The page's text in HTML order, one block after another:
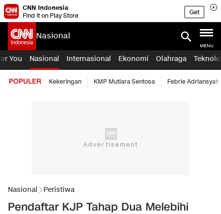
CNN Indonesia
Find it on Play Store
Get
Nasional
MENU
You Nasional Internasional Ekonomi Olahraga
POPULER Kekeringan KMP Mutiara Sentosa Febrie Adriansyah
Nasional Peristiwa
Pendaftar KJP Tahap Dua Melebihi